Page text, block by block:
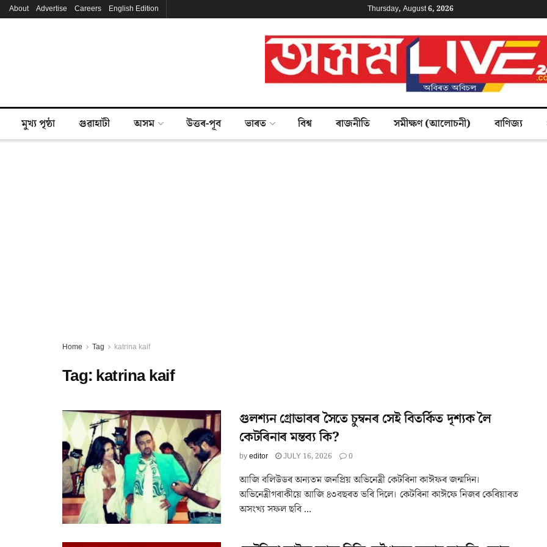
About Advertise Careers English Edition Thursday, August 6, 2026
মুখ্য পৃষ্ঠা গুৱাহাটী অসম উত্তৰ-পূব ভাৰত বিশ্ব ৰাজনীতি সমীক্ষণ (আলোচনী) বাণিজ্য
Home Tag katrina kaif
Tag:katrina kaif
গুলশ্যন গ্ৰোভাৰৰ সৈতে চুম্বনৰ সেই বিতৰ্কিত দৃশ্যক লৈ
কেটৰিনাৰ মন্তব্য কি?
byeditor JULY 16, 2026 0
আজি বলিউডৰ অন্যতম জনপ্ৰিয় অভিনেত্ৰী কেটৰিনা কাঈফৰ জন্মদিন।
অভিনেত্ৰীগৰাকীয়ে আজি ৪৩বছৰত ভৰি দিলে। কেটৰিনা কাঈফে নিজৰ কেৰিয়াৰত
অসংখ্য সফল ছবি ...